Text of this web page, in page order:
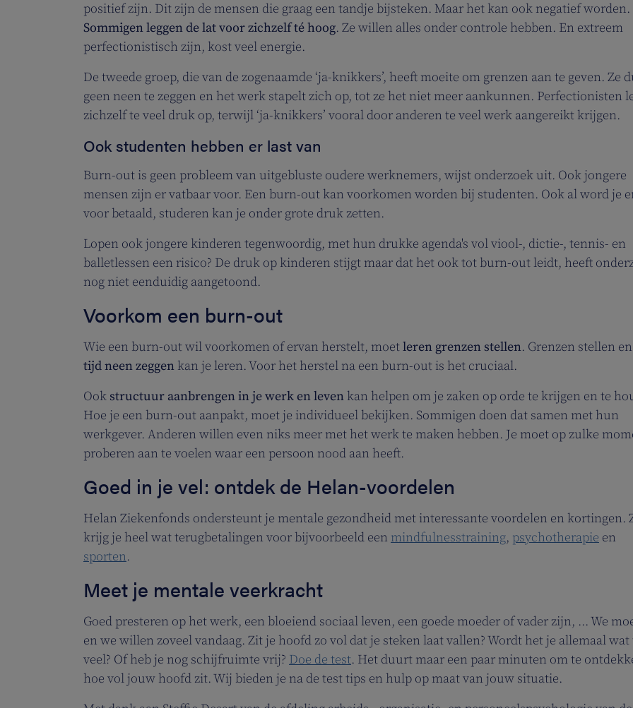
positief zijn. Dit zijn de mensen die graag een tandje bijsteken. Maar het kan ook negatief worden.
Sommigen leggen de lat voor zichzelf té hoog. Ze willen alles onder controle hebben. En extreem
perfectionistisch zijn, kost veel energie.
De tweede groep, die van de zogenaamde ‘ja-knikkers’, heeft moeite om grenzen aan te geven. Ze
geen neen te zeggen en het werk stapelt zich op, tot ze het niet meer aankunnen. Perfectionisten
zichzelf te veel druk op, terwijl ‘ja-knikkers’ vooral door anderen te veel werk aangereikt krijgen.
Ook studenten hebben er last van
Burn-out is geen probleem van uitgebluste oudere werknemers, wijst onderzoek uit. Ook jongere
mensen zijn er vatbaar voor. Een burn-out kan voorkomen worden bij studenten. Ook al word je
voor betaald, studeren kan je onder grote druk zetten.
Lopen ook jongere kinderen tegenwoordig, met hun drukke agenda's vol viool-, dictie-, tennis- en
balletlessen een risico? De druk op kinderen stijgt maar dat het ook tot burn-out leidt, heeft
nog niet eenduidig aangetoond.
Voorkom een burn-out
Wie een burn-out wil voorkomen of ervan herstelt, moetleren grenzen stellen. Grenzen stellen en
tijd neen zeggen kan je leren. Voor het herstel na een burn-out is het cruciaal.
Ook structuur aanbrengen in je werk en leven kan helpen om je zaken op orde te krijgen en te
Hoe je een burn-out aanpakt, moet je individueel bekijken. Sommigen doen dat samen met hun
werkgever. Anderen willen even niks meer met het werk te maken hebben. Je moet op zulke
proberen aan te voelen waar een persoon nood aan heeft.
Goed in je vel: ontdek de Helan-voordelen
Helan Ziekenfonds ondersteunt je mentale gezondheid met interessante voordelen en kortingen.
krijg je heel wat terugbetalingen voor bijvoorbeeld een mindfulnesstraining, psychotherapie en
sporten.
Meet je mentale veerkracht
Goed presteren op het werk, een bloeiend sociaal leven, een goede moeder of vader zijn, ... We
en we willen zoveel vandaag. Zit je hoofd zo vol dat je steken laat vallen? Wordt het je allemaal wat
veel? Of heb je nog schijfruimte vrij? Doe de test. Het duurt maar een paar minuten om te
hoe vol jouw hoofd zit. Wij bieden je na de test tips en hulp op maat van jouw situatie.